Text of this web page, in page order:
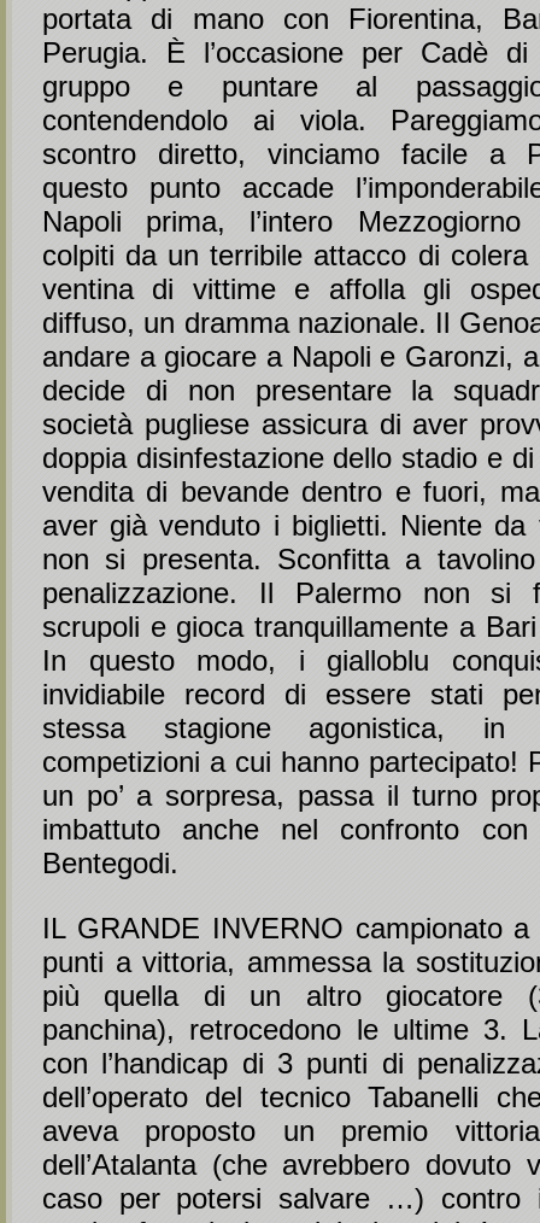
portata di mano con Fiorentina,
Perugia. È l’occasione per Cadè
gruppo e puntare al
contendendolo ai viola.
scontro diretto, vinciamo facile a
questo punto accade
Napoli prima, l’intero
colpiti da un terribile attacco di colera
ventina di vittime e affolla gli
diffuso, un dramma nazionale. Il
andare a giocare a Napoli e Garonzi,
decide di non presentare la
società pugliese assicura di aver
doppia disinfestazione dello stadio e
vendita di bevande dentro e fuori,
aver già venduto i biglietti. Niente da
non si presenta. Sconfitta a
penalizzazione. Il Palermo non si
scrupoli e gioca tranquillamente a
In questo modo, i gialloblu
invidiabile record di essere stati
stessa stagione agonistica, in
competizioni a cui hanno partecipato!
un po’ a sorpresa, passa il turno
imbattuto anche nel confronto
Bentegodi.
IL GRANDE INVERNO campionato
punti a vittoria, ammessa la
più quella di un altro giocatore
panchina), retrocedono le ultime 3.
con l’handicap di 3 punti di
dell’operato del tecnico Tabanelli
aveva proposto un premio
dell’Atalanta (che avrebbero dovuto
caso per potersi salvare …) contro